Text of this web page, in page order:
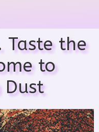
Taste the
to
Dust